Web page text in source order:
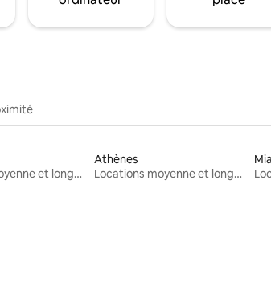
Locations moyenne et longue durée
Athènes
Locations moyenne et longue durée